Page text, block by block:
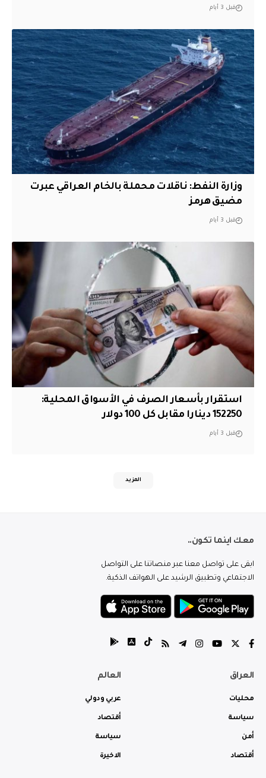
قبل 3 أيام
وزارة النفط: ناقلات محملة بالخام العراقي عبرت
مضيق هرمز
قبل 3 أيام
استقرار بأسعار الصرف في الأسواق المحلية:
152250 دينارا مقابل كل 100 دولار
قبل 3 أيام
المزيد
معك اينما تكون..
ابقى على تواصل معنا عبر منصاتنا على التواصل
الاجتماعي وتطبيق الرشيد على الهواتف الذكية.
العراق
محليات
سياسة
أمن
أقتصاد
العالم
عربي ودولي
أقتصاد
سياسة
الاخيرة